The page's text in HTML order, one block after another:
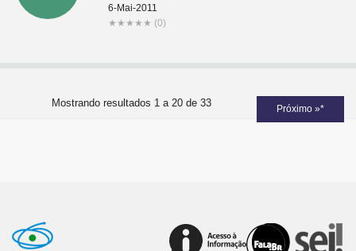
6-Mai-2011
★ ★ ★ ★ ★ (0)
Mostrando resultados 1 a 20 de 33 Próximo »*